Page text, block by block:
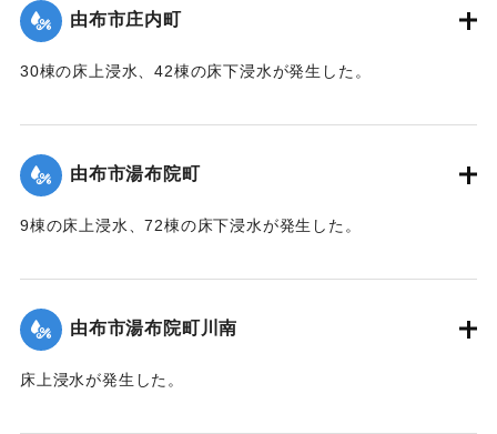
｜固有コード:
由布市庄内町
30棟の床上浸水、42棟の床下浸水が発生した。
｜固有コード: 01215054
由布市湯布院町
9棟の床上浸水、72棟の床下浸水が発生した。
｜固有コード: 01215055
由布市湯布院町川南
床上浸水が発生した。
2020/7/6｜固有コード:01215056